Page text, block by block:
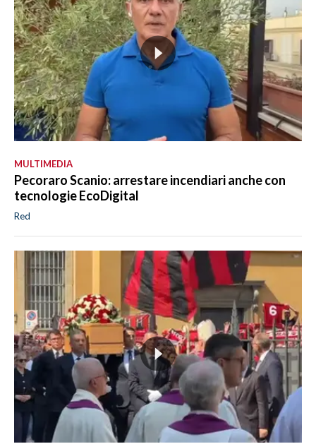
MULTIMEDIA
Pecoraro Scanio: arrestare incendiari anche con
tecnologie EcoDigital
Red